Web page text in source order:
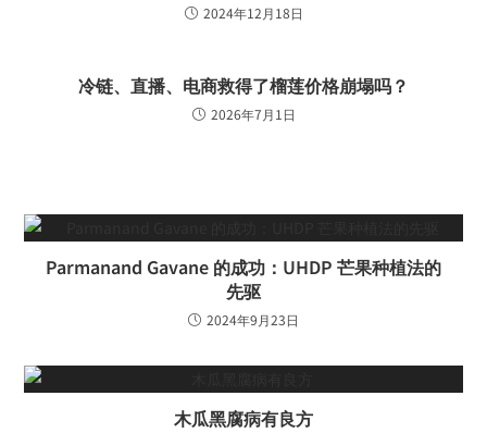
2024年12月18日
冷链、直播、电商救得了榴莲价格崩塌吗？
2026年7月1日
Parmanand Gavane 的成功：UHDP 芒果种植法的
先驱
2024年9月23日
木瓜黑腐病有良方